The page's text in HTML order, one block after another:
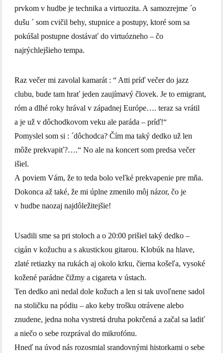
prvkom v hudbe je technika a virtuozita. A samozrejme ´o
dušu ´ som cvičil behy, stupnice a postupy, ktoré som sa
pokúšal postupne dostávať do virtuózneho – čo
najrýchlejšieho tempa.
Raz večer mi zavolal kamarát : “ Atti príď večer do jazz
clubu, bude tam hrať jeden zaujímavý človek. Je to emigrant,
róm a dlhé roky hrával v západnej Európe…. teraz sa vrátil
a je už v dôchodkovom veku ale paráda – príď!“
Pomyslel som si : ´dôchodca? Čím ma taký dedko už len
môže prekvapiť?….“ No ale na koncert som predsa večer
išiel.
A poviem Vám, že to teda bolo veľké prekvapenie pre mňa.
Dokonca až také, že mi úplne zmenilo môj názor, čo je
v hudbe naozaj najdôležitejšie!
Usadili sme sa pri stoloch a o 20:00 prišiel taký dedko –
cigán v kožuchu a s akustickou gitarou. Klobúk na hlave,
zlaté retiazky na rukách aj okolo krku, čierna košeľa, vysoké
kožené parádne čižmy a cigareta v ústach.
Ten dedko ani nedal dole kožuch a len si tak uvoľnene sadol
na stoličku na pódiu – ako keby trošku otrávene alebo
znudene, jedna noha vystretá druha pokrčená a začal sa ladiť
a niečo o sebe rozprával do mikrofónu.
Hneď na úvod nás rozosmial srandovnými historkami o sebe